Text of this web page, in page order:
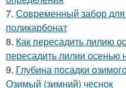
7. Современный забор для
поликарбонат
8. Как пересадить лилию
пересадить лилии осенью
9. Глубина посадки
Озимый (зимний) чеснок